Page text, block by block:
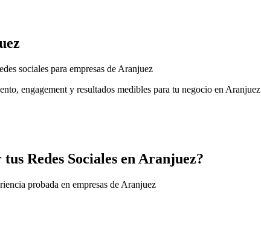
sociales para empresas de Aranjuez
engagement y resultados medibles para tu negocio en Aranjuez
Redes Sociales en Aranjuez?
probada en empresas de Aranjuez